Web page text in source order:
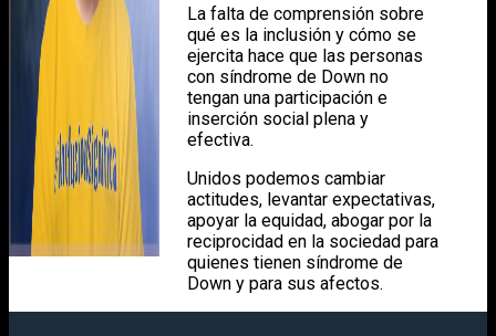
La falta de comprensión sobre
qué es la inclusión y cómo se
ejercita hace que las personas
con síndrome de Down no
tengan una participación e
inserción social plena y
efectiva.
Unidos podemos cambiar
actitudes, levantar expectativas,
apoyar la equidad, abogar por la
reciprocidad en la sociedad para
quienes tienen síndrome de
Down y para sus afectos.